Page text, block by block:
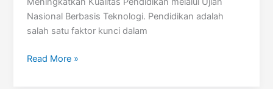
Nasional Berbasis Teknologi. Pendidikan adalah
salah satu faktor kunci dalam
ANBK
Read More »